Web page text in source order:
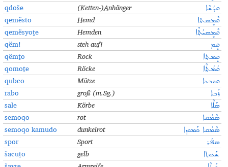
qdoše (Ketten-)Anhänger ܩܕܳܫܶܐ
qemësto Hemd ܩܶܡܷܣܬܐ
qemësyoṯe Hemden ܩܶܡܷܣܝܳܬ݂ܶܐ
qëm! steh auf! ܩܷܡ
qëmṯo Rock ܩܷܡܬ݂ܐ
qomoṯe Röcke ܩܳܡܳܬ݂ܶܐ
qubco Mütze ܩܘܒܥܐ
rabo groß (m.Sg.) ܪܰܒܐ
sale Körbe ܣܰܠܶܐ
semoqo rot ܣܶܡܳܩܐ
semoqo kamudo dunkelrot ܣܶܡܳܩܐ ܟܰܡܘܕܐ
spor Sport ܣܦ݁ܳܪ
šacuṯo gelb ܫܰܥܘܬ݂ܐ